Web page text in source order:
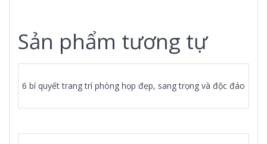
Sản phẩm tương tự
6 bí quyết trang trí phòng họp đẹp, sang trọng và độc đáo